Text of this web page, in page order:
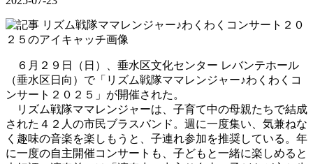
６月２９日（日）、垂水区文化センター レバンテホール
（垂水区日向）で「リズム戦隊ママレンジャー♪わくわくコ
ンサート２０２５」が開催された。
リズム戦隊ママレンジャーは、子育て中の母親たちで結成
された４２人の市民ブラスバンド。週に一度集い、気兼ねな
く趣味の音楽を楽しもうと、子連れ参加を推奨している。年
に一度の自主開催コンサートも、子どもと一緒に楽しめると